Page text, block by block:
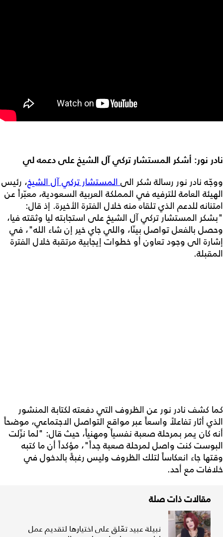
نادر نور: أشكر المستشار تركي آل الشيخ على دعمه لي
ووجّه نادر نور رسالة شكر الى المستشار تركي آل الشيخ، رئيس
الهيئة العامة للترفيه في المملكة العربية السعودية، معبّراً عن
امتنانه للدعم الذي تلقاه منه خلال الفترة الأخيرة. إذ قال:
"بشكر المستشار تركي آل الشيخ على استجابته ليا وثقته فيا،
وحصل بالفعل تواصل بينّا، واللي جاي خير إن شاء الله"، في
إشارة الى وجود تعاون أو خطوات إيجابية مرتقبة خلال الفترة
المقبلة.
كما كشف نادر نور عن الظروف التي دفعته لكتابة المنشور
الذي أثار تفاعلاً واسعاً عبر مواقع التواصل الاجتماعي، موضحاً
أنه كان يمر بمرحلة صعبة نفسياً ومهنياً، حيث قال: "لما نزّلت
البوست كنت واصل لمرحلة صعبة جداً"، مؤكداً أن ما كتبه
وقتها جاء انعكاساً لتلك الظروف وليس رغبةً بالدخول في
خلافات مع أحد.
مقالات ذات صلة
نبيلة عبيد تعّلق على اختيارها لتقديم عمل